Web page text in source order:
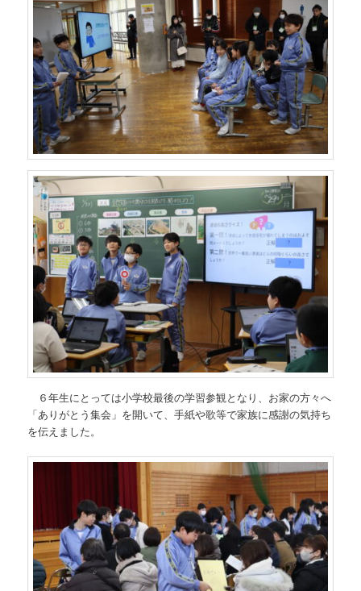
６年生にとっては小学校最後の学習参観となり、お家の方々へ
「ありがとう集会」を開いて、手紙や歌等で家族に感謝の気持ち
を伝えました。